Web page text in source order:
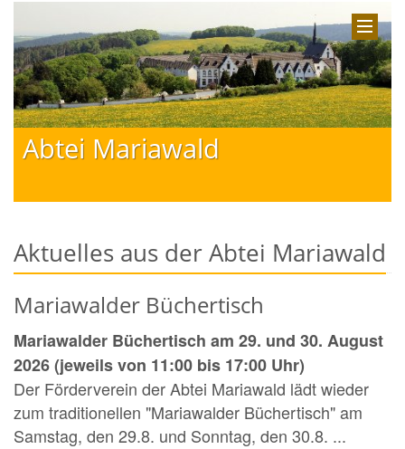
Abtei Mariawald
Aktuelles aus der Abtei Mariawald
Mariawalder Büchertisch
Mariawalder Büchertisch am 29. und 30. August
2026 (jeweils von 11:00 bis 17:00 Uhr)
Der Förderverein der Abtei Mariawald lädt wieder
zum traditionellen "Mariawalder Büchertisch" am
Samstag, den 29.8. und Sonntag, den 30.8. ...